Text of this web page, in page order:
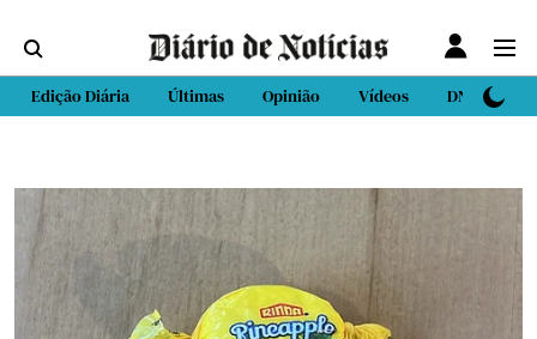
Edição Diária Últimas Opinião Vídeos DN Sport